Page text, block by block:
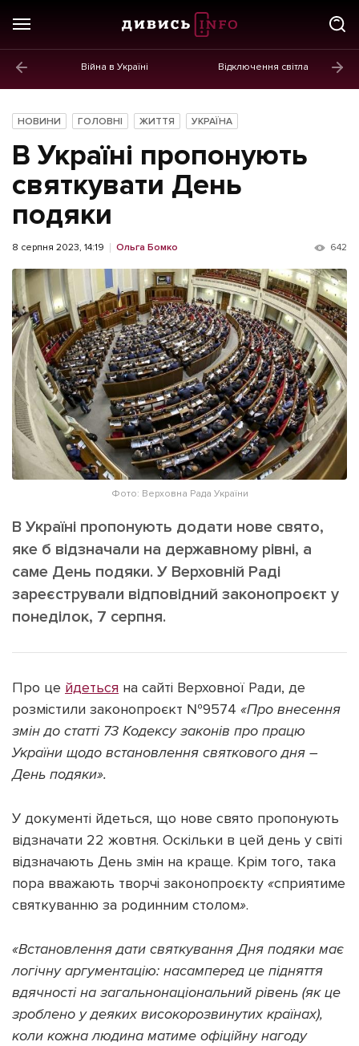
Війна в Україні Відключення світла
Новини
Політика
Економіка
Бізнес
Життя
Культура
Афіша
ІНШЕ
Інтерв'ю
Картки
Репортаж
Розслідування
Ініціативи
Лонгріди
Прес-релізи
Фото/Відео
Made in Lviv
Зв'язатися з нами
Наші соц мережі
Підтримати dyvys.info
НОВИНИ ГОЛОВНІ ЖИТТЯ УКРАЇНА
В Україні пропонують
святкувати День
подяки
8 серпня 2023, 14:19 Ольга Бомко 642
Фото: Верховна Рада України
В Україні пропонують додати нове свято,
яке б відзначали на державному рівні, а
саме День подяки. У Верховній Раді
зареєстрували відповідний законопроєкт у
понеділок, 7 серпня.
Про це йдеться на сайті Верховної Ради, де
розмістили законопроєкт №9574 «Про внесення
змін до статті 73 Кодексу законів про працю
України щодо встановлення святкового дня –
День подяки».
У документі йдеться, що нове свято пропонують
відзначати 22 жовтня. Оскільки в цей день у світі
відзначають День змін на краще. Крім того, така
пора вважають творчі законопроєкту «сприятиме
святкуванню за родинним столом».
«Встановлення дати святкування Дня подяки має
логічну аргументацію: насамперед це підняття
вдячності на загальнонаціональний рівень (як це
зроблено у деяких високорозвинутих країнах),
коли кожна людина матиме офіційну нагоду